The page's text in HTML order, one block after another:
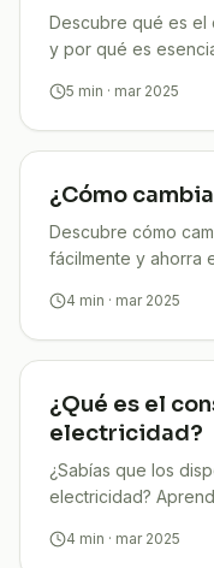
Descubre qué es el
y por qué es
5 min · mar 2025
¿Cómo
Descubre cómo
fácilmente y ahorra
4 min · mar 2025
¿Qué es el
electricidad?
¿Sabías que los
electricidad?
4 min · mar 2025